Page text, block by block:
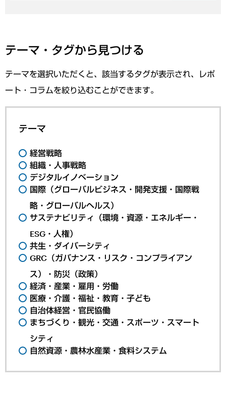
テーマ・タグから見つける
テーマを選択いただくと、該当するタグが表示され、レポ
ート・コラムを絞り込むことができます。
テーマ
経営戦略
組織・人事戦略
デジタルイノベーション
国際（グローバルビジネス・開発支援・国際戦
略・グローバルヘルス）
サステナビリティ（環境・資源・エネルギー・
ESG・人権）
共生・ダイバーシティ
GRC（ガバナンス・リスク・コンプライアン
ス）・防災（政策）
経済・産業・雇用・労働
医療・介護・福祉・教育・子ども
自治体経営・官民協働
まちづくり・観光・交通・スポーツ・スマート
シティ
自然資源・農林水産業・食料システム